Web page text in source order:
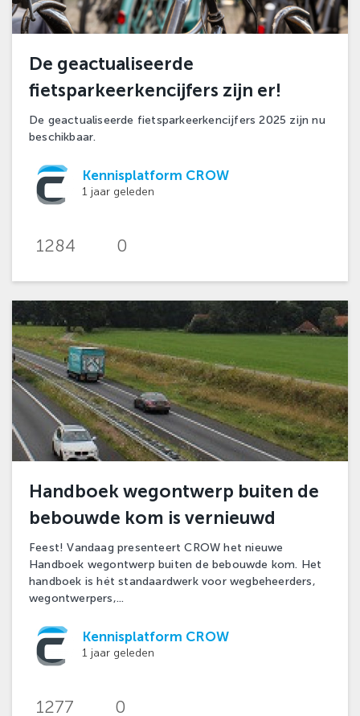
De geactualiseerde
fietsparkeerkencijfers zijn er!
De geactualiseerde fietsparkeerkencijfers 2025 zijn nu
beschikbaar.
Kennisplatform CROW
1 jaar geleden
1284 0
Handboek wegontwerp buiten de
bebouwde kom is vernieuwd
Feest! Vandaag presenteert CROW het nieuwe
Handboek wegontwerp buiten de bebouwde kom. Het
handboek is hét standaardwerk voor wegbeheerders,
wegontwerpers,...
Kennisplatform CROW
1 jaar geleden
1277 0